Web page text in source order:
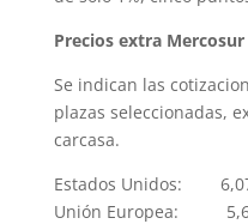
Precios extra Mercosur
Se indican las
plazas seleccionadas,
carcasa.
Estados Unidos:
Unión Europea: